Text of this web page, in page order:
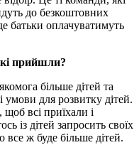
до безкоштовних
батьки оплачуватимуть
прийшли?
більше дітей та
умови для розвитку дітей.
всі приїхали і
із дітей запросить своїх
ж буде більше дітей.